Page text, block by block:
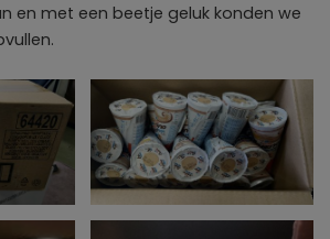
en met een beetje geluk konden we